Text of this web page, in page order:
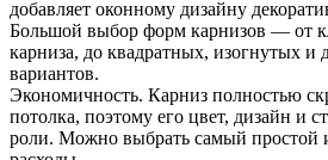
добавляет оконному дизайну
Большой выбор форм карнизов — от
карниза, до квадратных, изогнутых и
вариантов.
Экономичность. Карниз полностью
потолка, поэтому его цвет, дизайн и
роли. Можно выбрать самый простой